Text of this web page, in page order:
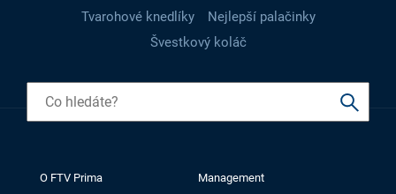
Tvarohové knedlíky
Nejlepší palačinky
Švestkový koláč
O FTV Prima Management